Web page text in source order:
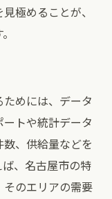
極めることが、
めには、データ
トや統計データ
、供給量などを
、名古屋市の特
のエリアの需要